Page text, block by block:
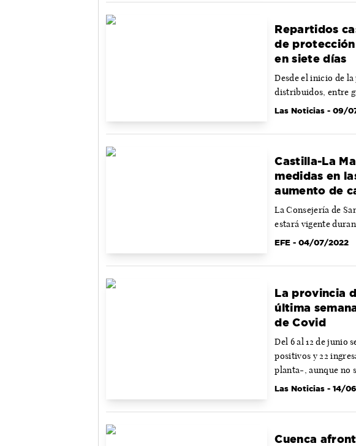
Repartidos
de
en siete días
Desde el inicio de
distribuidos, entre
Las Noticias - 09/
Castilla-La
medidas en
aumento de
La Consejería de
estará vigente
EFE - 04/07/2022
La provincia
última
de Covid
Del 6 al 12 de junio
positivos y 22
planta-, aunque no
Las Noticias - 14/
Cuenca